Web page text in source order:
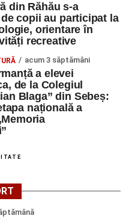
din Răhău s-a
copii au participat la
orientare în
recreative
acum 3 săptămâni
a elevei
de la Colegiul
Blaga” din Sebeș:
națională a